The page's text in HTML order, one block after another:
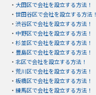
・ 大田区で会社を設立する方法！
・ 世田谷区で会社を設立する方法！
・ 渋谷区で会社を設立する方法！
・ 中野区で会社を設立する方法！
・ 杉並区で会社を設立する方法！
・ 豊島区で会社を設立する方法！
・ 北区で会社を設立する方法！
・ 荒川区で会社を設立する方法！
・ 板橋区で会社を設立する方法！
・ 練馬区で会社を設立する方法！